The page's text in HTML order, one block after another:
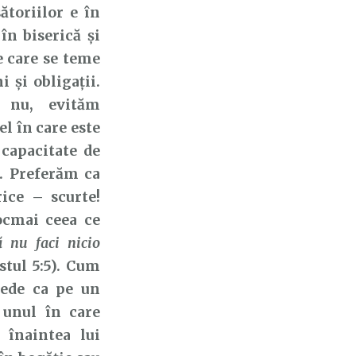
e în
biserică și
se teme
și obligații.
evităm
în care este
de
Preferăm ca
– scurte!
ceea ce
nu faci nicio
5:5). Cum
ca pe un
unul în care
înaintea lui